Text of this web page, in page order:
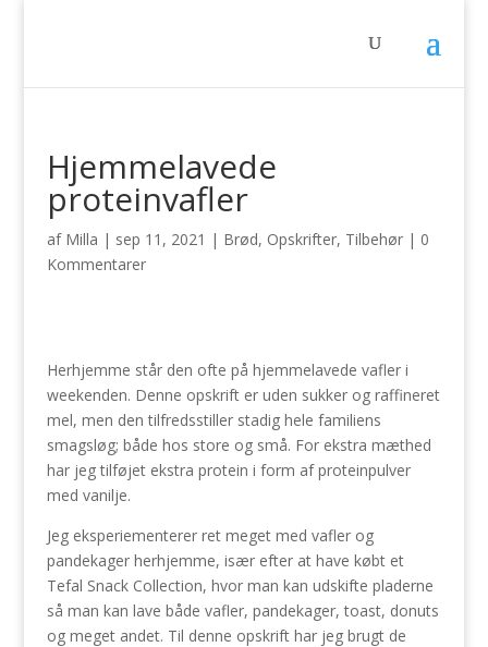
Hjemmelavede
proteinvafler
af Milla | sep 11, 2021 | Brød, Opskrifter, Tilbehør| 0
Kommentarer
Herhjemme står den ofte på hjemmelavede vafler i
weekenden. Denne opskrift er uden sukker og raffineret
mel, men den tilfredsstiller stadig hele familiens
smagsløg; både hos store og små. For ekstra mæthed
har jeg tilføjet ekstra protein i form af proteinpulver
med vanilje.
Jeg eksperiementerer ret meget med vafler og
pandekager herhjemme, især efter at have købt et
Tefal Snack Collection, hvor man kan udskifte pladerne
så man kan lave både vafler, pandekager, toast, donuts
og meget andet. Til denne opskrift har jeg brugt de